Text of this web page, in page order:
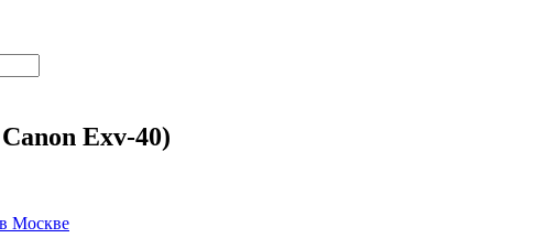
Exv-40)
Москве